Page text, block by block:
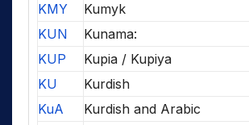
KMY
Kumyk
KUN
Kunama:
KUP
Kupia / Kupiya
KU
Kurdish
KuA
Kurdish and Arabic